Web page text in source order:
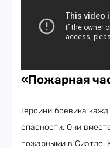
«Пожарная
Героини боевика
опасности. Они
пожарными в Сиэтле.